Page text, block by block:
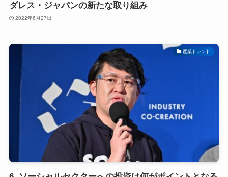
ダレス・ジャパンの新たな取り組み
2022年6月27日
産業トレンド